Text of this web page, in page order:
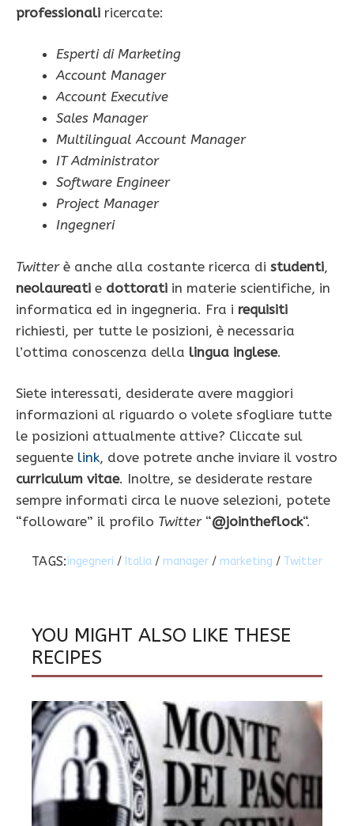
professionali ricercate:
Esperti di Marketing
Account Manager
Account Executive
Sales Manager
Multilingual Account Manager
IT Administrator
Software Engineer
Project Manager
Ingegneri
Twitterè anche alla costante ricerca di studenti,
neolaureati e dottorati in materie scientifiche, in
informatica ed in ingegneria. Fra i requisiti
richiesti, per tutte le posizioni, è necessaria
l’ottima conoscenza della lingua inglese.
Siete interessati, desiderate avere maggiori
informazioni al riguardo o volete sfogliare tutte
le posizioni attualmente attive? Cliccate sul
seguente link, dove potrete anche inviare il vostro
curriculum vitae. Inoltre, se desiderate restare
sempre informati circa le nuove selezioni, potete
“followare” il profilo Twitter“@jointheflock“.
TAGS:ingegneri / Italia/ manager/ marketing / Twitter
YOU MIGHT ALSO LIKE THESE
RECIPES